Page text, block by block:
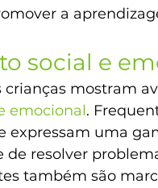
a
social e
crianças mostram
emocional.
expressam uma
resolver
também são